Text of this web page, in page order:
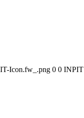
Icon.fw_.png 0 0 INPIT